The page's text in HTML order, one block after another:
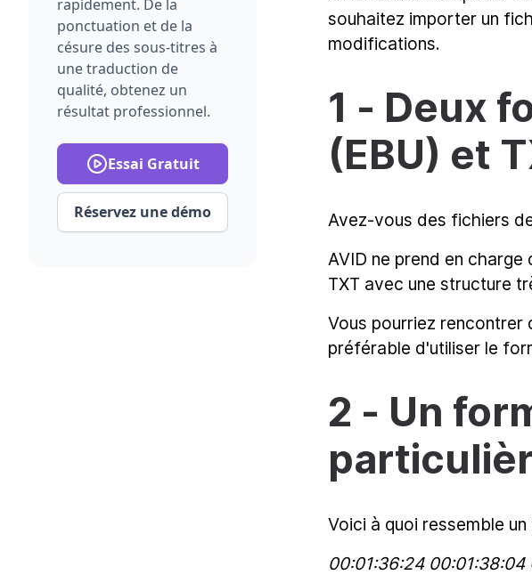
rapidement. De la
ponctuation et de la
césure des sous-titres à
une traduction de
qualité, obtenez un
résultat professionnel.
Essai Gratuit
Réservez une démo
souhaitez importer un
modifications.
1 - Deux
(EBU) et
Avez-vous des fichiers
AVID ne prend en
TXT avec une structure
Vous pourriez rencontrer
préférable d'utiliser le
2 - Un
Voici à quoi ressemble
00:01:36:24